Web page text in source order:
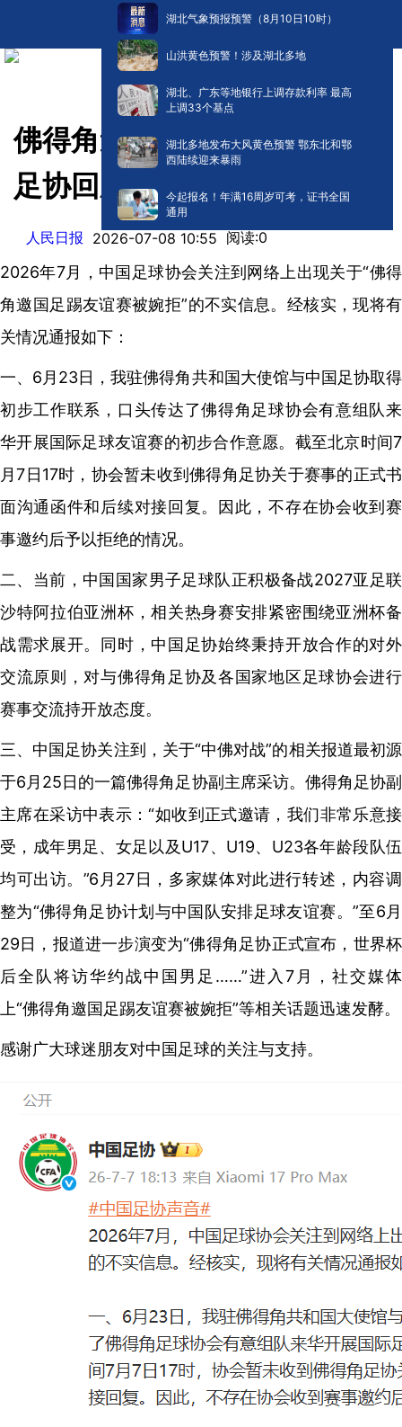
湖北气象预报预警（8月10日10时）
山洪黄色预警！涉及湖北多地
湖北、广东等地银行上调存款利率 最高
上调33个基点
湖北多地发布大风黄色预警 鄂东北和鄂
西陆续迎来暴雨
今起报名！年满16周岁可考，证书全国
通用
佛得角邀国足踢友谊赛？中国
足协回应
人民日报 2026-07-08 10:55 阅读:0
2026年7月，中国足球协会关注到网络上出现关于“佛得
角邀国足踢友谊赛被婉拒”的不实信息。经核实，现将有
关情况通报如下：
一、6月23日，我驻佛得角共和国大使馆与中国足协取得
初步工作联系，口头传达了佛得角足球协会有意组队来
华开展国际足球友谊赛的初步合作意愿。截至北京时间7
月7日17时，协会暂未收到佛得角足协关于赛事的正式书
面沟通函件和后续对接回复。因此，不存在协会收到赛
事邀约后予以拒绝的情况。
二、当前，中国国家男子足球队正积极备战2027亚足联
沙特阿拉伯亚洲杯，相关热身赛安排紧密围绕亚洲杯备
战需求展开。同时，中国足协始终秉持开放合作的对外
交流原则，对与佛得角足协及各国家地区足球协会进行
赛事交流持开放态度。
三、中国足协关注到，关于“中佛对战”的相关报道最初源
于6月25日的一篇佛得角足协副主席采访。佛得角足协副
主席在采访中表示：“如收到正式邀请，我们非常乐意接
受，成年男足、女足以及U17、U19、U23各年龄段队伍
均可出访。”6月27日，多家媒体对此进行转述，内容调
整为“佛得角足协计划与中国队安排足球友谊赛。”至6月
29日，报道进一步演变为“佛得角足协正式宣布，世界杯
后全队将访华约战中国男足……”进入7月，社交媒体
上“佛得角邀国足踢友谊赛被婉拒”等相关话题迅速发酵。
感谢广大球迷朋友对中国足球的关注与支持。